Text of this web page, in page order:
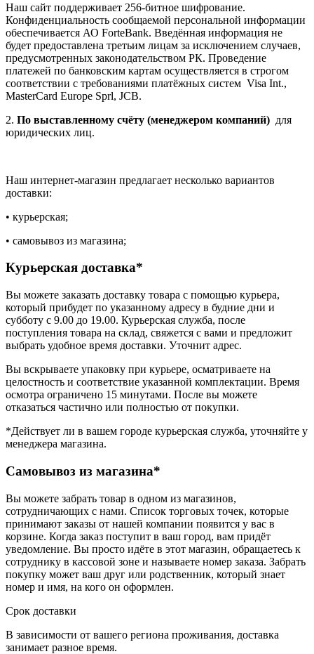
Наш сайт поддерживает 256-битное шифрование.
Конфиденциальность сообщаемой персональной информации
обеспечивается АО ForteBank. Введённая информация не
будет предоставлена третьим лицам за исключением случаев,
предусмотренных законодательством РК. Проведение
платежей по банковским картам осуществляется в строгом
соответствии с требованиями платёжных систем Visa Int.,
MasterCard Europe Sprl, JCB.
2. По выставленному счёту (менеджером компаний) для
юридических лиц.
Наш интернет-магазин предлагает несколько вариантов
доставки:
• курьерская;
• самовывоз из магазина;
Курьерская доставка*
Вы можете заказать доставку товара с помощью курьера,
который прибудет по указанному адресу в будние дни и
субботу с 9.00 до 19.00. Курьерская служба, после
поступления товара на склад, свяжется с вами и предложит
выбрать удобное время доставки. Уточнит адрес.
Вы вскрываете упаковку при курьере, осматриваете на
целостность и соответствие указанной комплектации. Время
осмотра ограничено 15 минутами. После вы можете
отказаться частично или полностью от покупки.
*Действует ли в вашем городе курьерская служба, уточняйте у
менеджера магазина.
Самовывоз из магазина*
Вы можете забрать товар в одном из магазинов,
сотрудничающих с нами. Список торговых точек, которые
принимают заказы от нашей компании появится у вас в
корзине. Когда заказ поступит в ваш город, вам придёт
уведомление. Вы просто идёте в этот магазин, обращаетесь к
сотруднику в кассовой зоне и называете номер заказа. Забрать
покупку может ваш друг или родственник, который знает
номер и имя, на кого он оформлен.
Срок доставки
В зависимости от вашего региона проживания, доставка
занимает разное время.